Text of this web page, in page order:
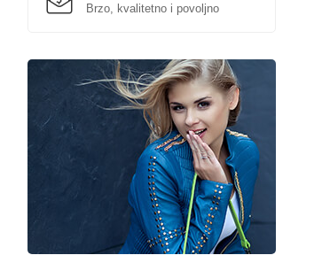
Brzo, kvalitetno i povoljno